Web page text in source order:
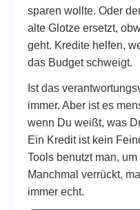
sparen wollte. Oder
alte Glotze ersetzt,
geht. Kredite helfen,
das Budget schweigt.
Ist das
immer. Aber ist es
wenn Du weißt, was
Ein Kredit ist kein
Tools benutzt man,
Manchmal verrückt,
immer echt.